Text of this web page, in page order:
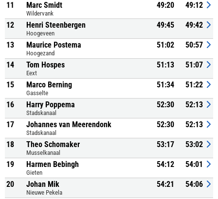
11 Marc Smidt
Wildervank
49:20 49:12
12 Henri Steenbergen
Hoogeveen
49:45 49:42
13 Maurice Postema
Hoogezand
51:02 50:57
14 Tom Hospes
Eext
51:13 51:07
15 Marco Berning
Gasselte
51:34 51:22
16 Harry Poppema
Stadskanaal
52:30 52:13
17 Johannes van Meerendonk
Stadskanaal
52:30 52:13
18 Theo Schomaker
Musselkanaal
53:17 53:02
19 Harmen Bebingh
Gieten
54:12 54:01
20 Johan Mik
Nieuwe Pekela
54:21 54:06